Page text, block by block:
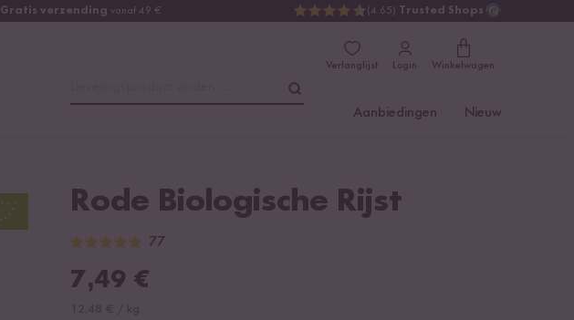
Gratis verzending vanaf 49 € (4.65) Trusted Shops
Verlanglijst Login Winkelwagen
Aanbiedingen Nieuw
Rode Biologische Rijst
77
7,49 €